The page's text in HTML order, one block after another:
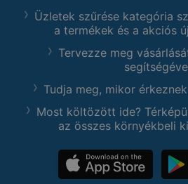
Üzletek szűrése kategória
a termékek és a akciós
Tervezze meg
Tudja meg, mikor
Most költözött ide?
az összes környékbeli